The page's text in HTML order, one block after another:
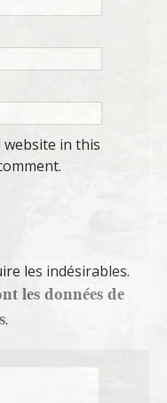
website in this
les indésirables.
les données de
.